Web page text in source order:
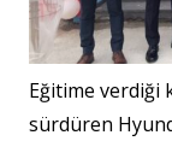
Eğitime verdiği
sürdüren